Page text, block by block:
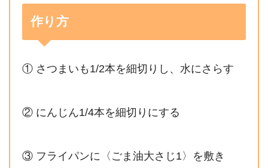
作り方
① さつまいも1/2本を細切りし、水にさらす
② にんじん1/4本を細切りにする
③ フライパンに〈ごま油大さじ1〉を敷き